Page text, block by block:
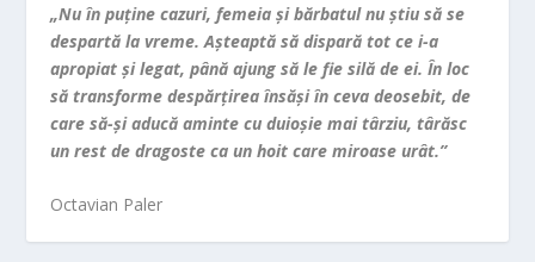
„Nu în puţine cazuri, femeia şi bărbatul nu ştiu să se
despartă la vreme. Aşteaptă să dispară tot ce i-a
apropiat şi legat, până ajung să le fie silă de ei. În loc
să transforme despărţirea însăşi în ceva deosebit, de
care să-şi aducă aminte cu duioşie mai târziu, târăsc
un rest de dragoste ca un hoit care miroase urât.”
Octavian Paler